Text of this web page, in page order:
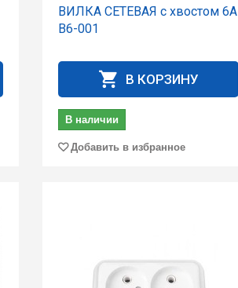
ВИЛКА СЕТЕВАЯ с хвостом 6А
В6-001
В КОРЗИНУ
В наличии
Добавить в избранное